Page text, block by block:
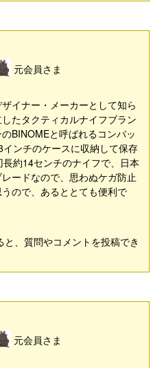
元会員さま
イナー・メーカーとして知ら
たタクティカルナイフブラン
BINOMEと呼ばれるコンバッ
ンチのケースに収納して保存
約14センチのナイフで、日本
ードなので、思わぬケガ防止
ので、あるととても便利で
と、質問やコメントを投稿でき
元会員さま